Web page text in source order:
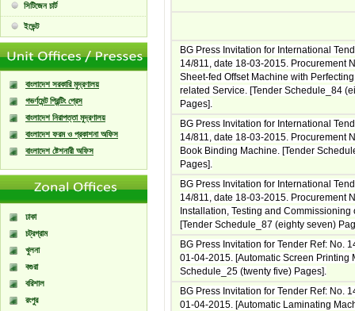
সিটিজেন চার্ট
ইভেন্ট
বাংলাদেশ সরকারি মুদ্রণালয়
গভর্ণমেন্ট প্রিন্টিং প্রেস
বাংলাদেশ নিরাপত্তা মুদ্রণালয়
বাংলাদেশ ফরম ও প্রকাশনা অফিস
বাংলাদেশ ষ্টেশনারী অফিস
ঢাকা
চট্রগ্রাম
খুলনা
বগুরা
বরিশাল
রংপুর
BG Press Invitation for International
14/811, date 18-03-2015. Procurement
Sheet-fed Offset Machine with
related Service. [Tender Schedule_84
Pages].
BG Press Invitation for International
14/811, date 18-03-2015. Procurement
Book Binding Machine. [Tender
Pages].
BG Press Invitation for International
14/811, date 18-03-2015. Procurement
Installation, Testing and Commissioning
[Tender Schedule_87 (eighty seven)
BG Press Invitation for Tender Ref: No.
01-04-2015. [Automatic Screen Printing
Schedule_25 (twenty five) Pages].
BG Press Invitation for Tender Ref: No.
01-04-2015. [Automatic Laminating